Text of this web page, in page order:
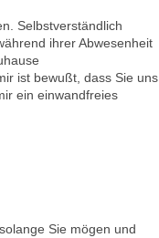
Selbstverständlich
ihrer Abwesenheit
ist bewußt, dass Sie uns
ein einwandfreies
Sie mögen und